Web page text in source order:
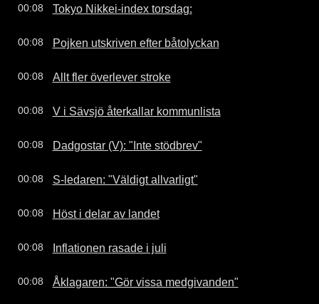
00:08 Tokyo Nikkei-index torsdag:
00:08 Pojken utskriven efter båtolyckan
00:08 Allt fler överlever stroke
00:08 V i Sävsjö återkallar kommunlista
00:08 Dadgostar (V): "Inte stödbrev"
00:08 S-ledaren: "Väldigt allvarligt"
00:08 Höst i delar av landet
00:08 Inflationen rasade i juli
00:08 Åklagaren: "Gör vissa medgivanden"